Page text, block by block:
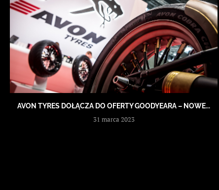
AVON TYRES DOŁĄCZA DO OFERTY GOODYEARA – NOWE...
31 marca 2023